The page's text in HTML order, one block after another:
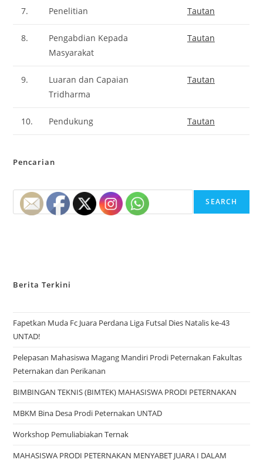
7. Penelitian Tautan
8.
Pengabdian Kepada
Masyarakat
Tautan
9.
Luaran dan Capaian
Tridharma
Tautan
10. Pendukung Tautan
Pencarian
SEARCH
Berita Terkini
Fapetkan Muda Fc Juara Perdana Liga Futsal Dies Natalis ke-43
UNTAD!
Pelepasan Mahasiswa Magang Mandiri Prodi Peternakan Fakultas
Peternakan dan Perikanan
BIMBINGAN TEKNIS (BIMTEK) MAHASISWA PRODI PETERNAKAN
MBKM Bina Desa Prodi Peternakan UNTAD
Workshop Pemuliabiakan Ternak
MAHASISWA PRODI PETERNAKAN MENYABET JUARA I DALAM